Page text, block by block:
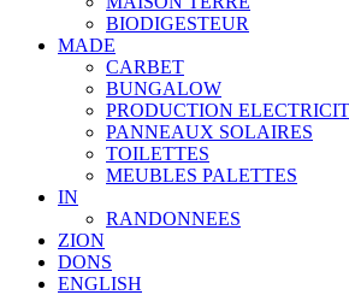
BIODIGESTEUR
MADE
CARBET
BUNGALOW
PRODUCTION
PANNEAUX SOLAIRES
TOILETTES
MEUBLES PALETTES
IN
RANDONNEES
ZION
DONS
ENGLISH